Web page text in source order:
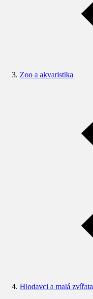
Zoo a akvaristika
Hlodavci a malá zvířata